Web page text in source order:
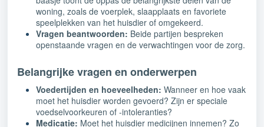
woning, zoals de voerplek, slaapplaats en favoriete
speelplekken van het huisdier of omgekeerd.
Vragen beantwoorden: Beide partijen bespreken
openstaande vragen en de verwachtingen voor de zorg.
Belangrijke vragen en onderwerpen
Voedertijden en hoeveelheden: Wanneer en hoe vaak
moet het huisdier worden gevoerd? Zijn er speciale
voedselvoorkeuren of -intoleranties?
Medicatie: Moet het huisdier medicijnen innemen? Zo